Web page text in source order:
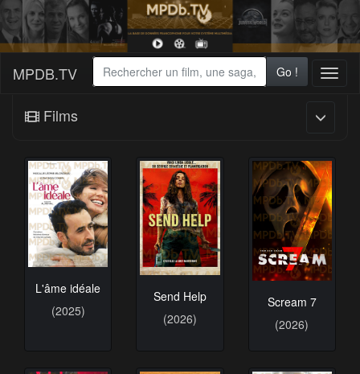
MPDB.TV Go !
Films
L'âme idéale
(2025)
Send Help
(2026)
Scream 7
(2026)